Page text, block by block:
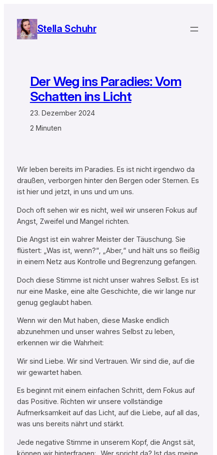
Inhalt
springen
Stella Schuhr
Der Weg ins Paradies: Vom
Schatten ins Licht
23. Dezember 2024
2 Minuten
Wir leben bereits im Paradies. Es ist nicht irgendwo da
draußen, verborgen hinter den Bergen oder Sternen. Es
ist hier und jetzt, in uns und um uns.
Doch oft sehen wir es nicht, weil wir unseren Fokus auf
Angst, Zweifel und Mangel richten.
Die Angst ist ein wahrer Meister der Täuschung. Sie
flüstert: „Was ist, wenn?“, „Aber,“ und hält uns so fleißig
in einem Netz aus Kontrolle und Begrenzung gefangen.
Doch diese Stimme ist nicht unser wahres Selbst. Es ist
nur eine Maske, eine alte Geschichte, die wir lange nur
genug geglaubt haben.
Wenn wir den Mut haben, diese Maske endlich
abzunehmen und unser wahres Selbst zu leben,
erkennen wir die Wahrheit:
Wir sind Liebe. Wir sind Vertrauen. Wir sind die, auf die
wir gewartet haben.
Es beginnt mit einem einfachen Schritt, dem Fokus auf
das Positive. Richten wir unsere vollständige
Aufmerksamkeit auf das Licht, auf die Liebe, auf all das,
was uns bereits nährt und stärkt.
Jede negative Stimme in unserem Kopf, die Angst sät,